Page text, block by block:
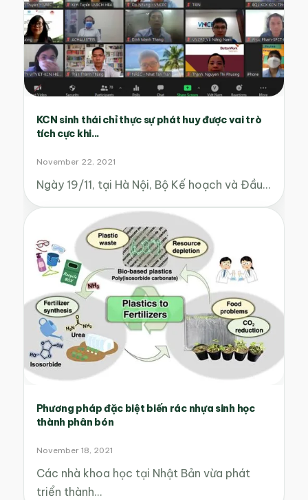
KCN sinh thái chỉ thực sự phát huy được vai trò
tích cực khi...
November 22, 2021
Ngày 19/11, tại Hà Nội, Bộ Kế hoạch và Đầu…
Phương pháp đặc biệt biến rác nhựa sinh học
thành phân bón
November 18, 2021
Các nhà khoa học tại Nhật Bản vừa phát
triển thành…